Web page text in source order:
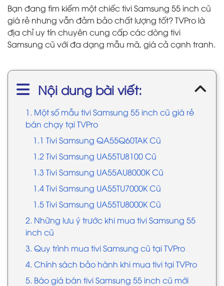
Bạn đang tìm kiếm một chiếc tivi Samsung 55 inch cũ
giá rẻ nhưng vẫn đảm bảo chất lượng tốt? TVPro là
địa chỉ uy tín chuyên cung cấp các dòng tivi
Samsung cũ với đa dạng mẫu mã, giá cả cạnh tranh.
Nội dung bài viết:
1. Một số mẫu tivi Samsung 55 inch cũ giá rẻ
bán chạy tại TVPro
1.1 Tivi Samsung QA55Q60TAK Cũ
1.2 Tivi Samsung UA55TU8100 Cũ
1.3 Tivi Samsung UA55AU8000K Cũ
1.4 Tivi Samsung UA55TU7000K Cũ
1.5 Tivi Samsung UA55TU8000K Cũ
2. Những lưu ý trước khi mua tivi Samsung 55
inch cũ
3. Quy trình mua tivi Samsung cũ tại TVPro
4. Chính sách bảo hành khi mua tivi tại TVPro
5. Báo giá bán tivi Samsung 55 inch cũ mới